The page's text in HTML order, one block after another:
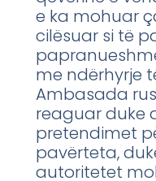
e ka mohuar
cilësuar si të
me ndërhyrje
Ambasada
reaguar duke
pretendimet
pavërteta,
autoritetet